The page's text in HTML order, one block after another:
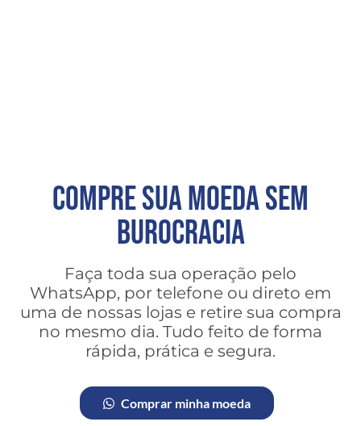
COMPRE SUA MOEDA SEM
BUROCRACIA
Faça toda sua operação pelo
WhatsApp, por telefone ou direto em
uma de nossas lojas e retire sua compra
no mesmo dia. Tudo feito de forma
rápida, prática e segura.
Comprar minha moeda